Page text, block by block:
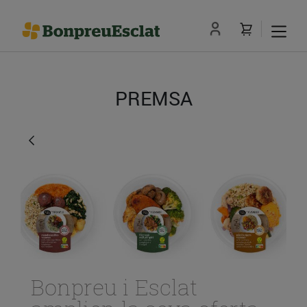
PREMSA
Bonpreu i Esclat